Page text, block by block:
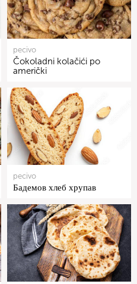
pecivo
Čokoladni kolačići po
američki
pecivo
Бадемов хлеб хрупав